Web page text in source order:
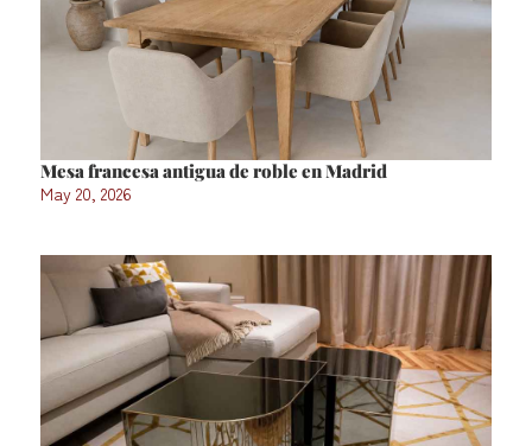
Mesa francesa antigua de roble en Madrid
May 20, 2026